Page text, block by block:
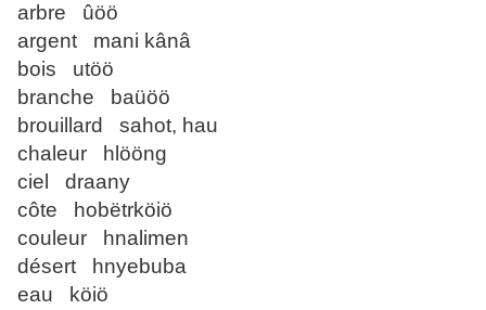
arbre ûöö
argent mani kânâ
bois utöö
branche baüöö
brouillard sahot, hau
chaleur hlööng
ciel draany
côte hobëtrköiö
couleur hnalimen
désert hnyebuba
eau köiö